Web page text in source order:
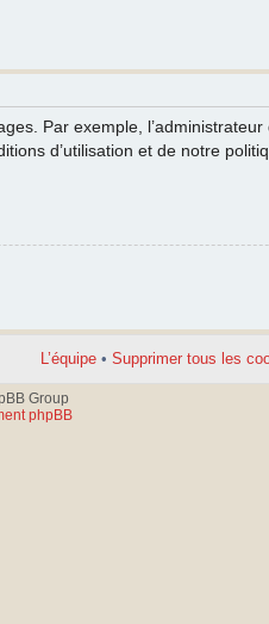
Par exemple,
d’utilisation et de notre
L’équipe • Supprimer tous les
Group
phpBB